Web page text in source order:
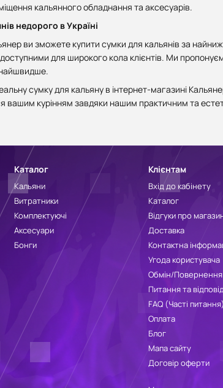
кальянного обладнання та аксесуарів.
недорого в Україні
ви зможете купити сумки для кальянів за
для широкого кола клієнтів. Ми
сумку для кальяну в інтернет-магазині
вашим курінням завдяки нашим практичним та
Каталог
Кальяни
Витратники
Комплектуючі
Аксесуари
Бонги
Клієнтам
Вхід до кабінету
Каталог
Відгуки про
Доставка
Контактна
Угода користувача
Обмін/Повернення
Питання та
FAQ (Часті питання)
Оплата
Блог
Мапа сайту
Договір оферти